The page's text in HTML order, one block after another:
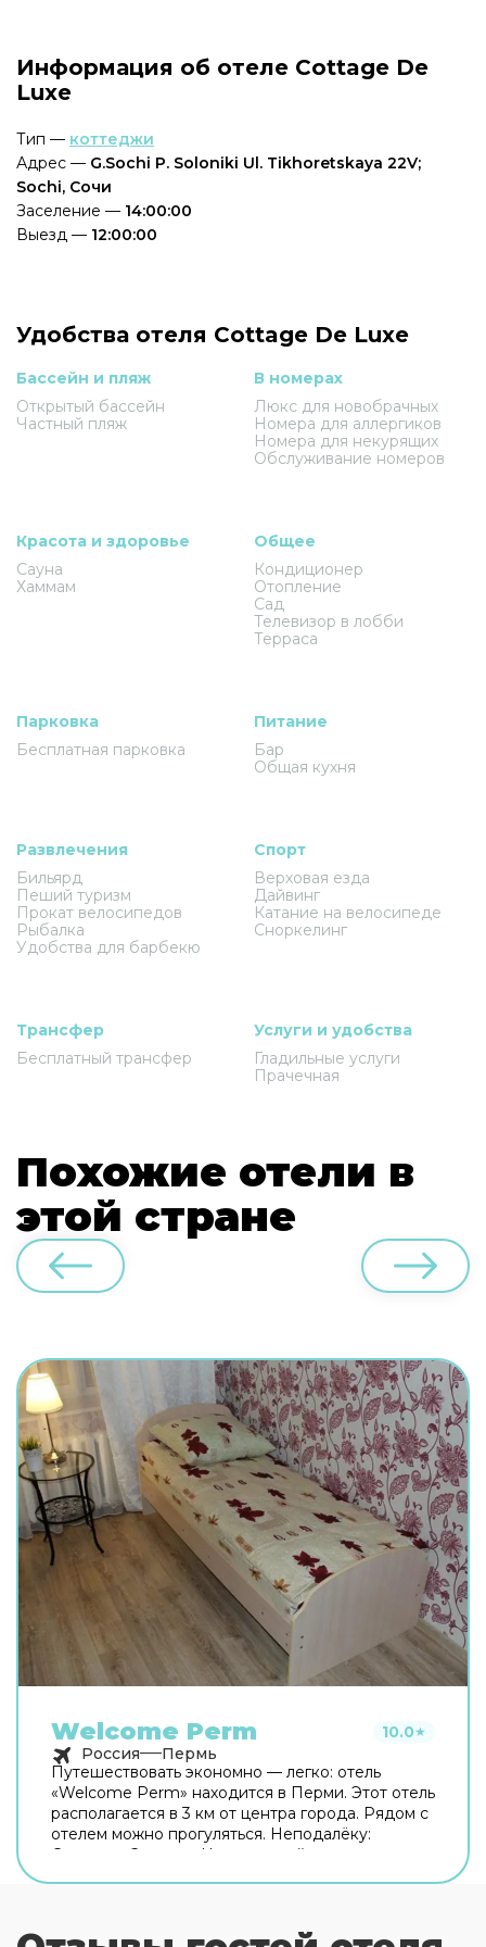
Информация об отеле Cottage De
Luxe
Тип — коттеджи
Адрес — G.Sochi P. Soloniki Ul. Tikhoretskaya 22V;
Sochi, Сочи
Заселение — 14:00:00
Выезд — 12:00:00
Удобства отеля Cottage De Luxe
Бассейн и пляж
Открытый бассейн
Частный пляж
В номерах
Люкс для новобрачных
Номера для аллергиков
Номера для некурящих
Обслуживание номеров
Красота и здоровье
Сауна
Хаммам
Общее
Кондиционер
Отопление
Сад
Телевизор в лобби
Терраса
Парковка
Бесплатная парковка
Питание
Бар
Общая кухня
Развлечения
Бильярд
Пеший туризм
Прокат велосипедов
Рыбалка
Удобства для барбекю
Спорт
Верховая езда
Дайвинг
Катание на велосипеде
Сноркелинг
Трансфер
Бесплатный трансфер
Услуги и удобства
Гладильные услуги
Прачечная
Похожие отели в
этой стране
Welcome Perm 10.0★
Россия
Пермь
Путешествовать экономно — легко: отель
«Welcome Perm» находится в Перми. Этот отель
располагается в 3 км от центра города. Рядом с
отелем можно прогуляться. Неподалёку:
Стадион «Звезда», Центральный парк
Бесплатный Wi-Fi на территории поможет